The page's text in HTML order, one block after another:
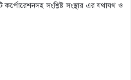
কর্পোরেশনসহ সংশ্লিষ্ট সংস্থার এর যথাযথ ও